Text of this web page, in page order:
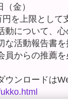
（金）
円を上限とし
動について、
な活動報告書
員からの推薦
ウンロードは